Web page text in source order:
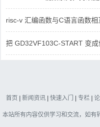
risc-v 汇编函数与C语言函数相
把 GD32VF103C-START 变
首页 | 新闻资讯 | 快速入门 | 专栏 |
本站所有内容仅供学习和交流，如有